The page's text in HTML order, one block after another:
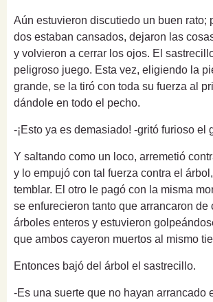
Aún estuvieron discutiedo un buen rato;
dos estaban cansados, dejaron las
y volvieron a cerrar los ojos. El
peligroso juego. Esta vez, eligiendo la
grande, se la tiró con toda su fuerza al
dándole en todo el pecho.
-¡Esto ya es demasiado! -gritó furioso el
Y saltando como un loco, arremetió
y lo empujó con tal fuerza contra el
temblar. El otro le pagó con la misma
se enfurecieron tanto que arrancaron de
árboles enteros y estuvieron
que ambos cayeron muertos al mismo
Entonces bajó del árbol el sastrecillo.
-Es una suerte que no hayan arrancado